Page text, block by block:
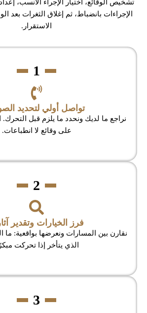
تشخيص الوقائع، اختيار الإجراء الأنسب،
الإجراءات بانضباط، ثم إغلاق الثغرات بعد
الاستقرار.
1
تواصل أولي لتحديد
نراجع ما لديك ونحدد ما يلزم قبل
على وقائع لا انطباعات.
2
فرز الخيارات وتقدير
نقارن بين المسارات ونعرضها بواقعية: ما
الذي يتأخر إذا تحركت
3